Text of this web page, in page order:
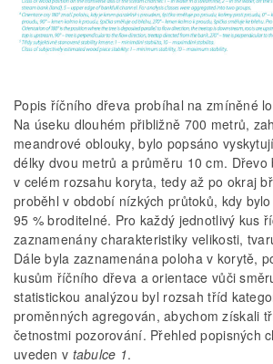
Popis říčního dřeva probíhal na zmíněné
Na úseku dlouhém přibližně 700 metrů,
meandrové oblouky, bylo popsáno
délky dvou metrů a průměru 10 cm. Dřevo
v celém rozsahu koryta, tedy až po okraj
proběhl v období nízkých průtoků, kdy
95 % broditelné. Pro každý jednotlivý kus
zaznamenány charakteristiky velikosti,
Dále byla zaznamenána poloha v korytě,
kusům říčního dřeva a orientace vůči
statistickou analýzou byl rozsah tříd
proměnných agregován, abychom získali
četnostmi pozorování. Přehled popisných
uveden v tabulce 1.